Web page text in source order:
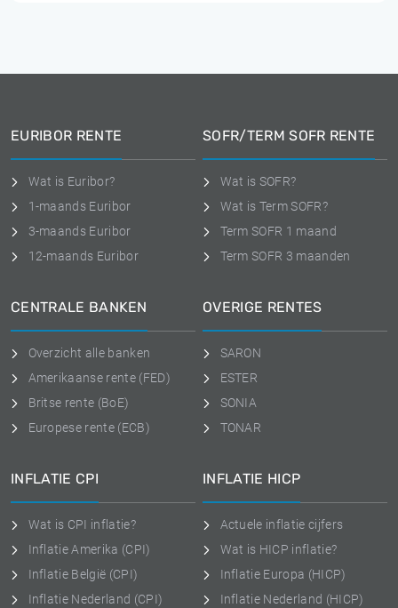
EURIBOR RENTE
Wat is Euribor?
1-maands Euribor
3-maands Euribor
12-maands Euribor
SOFR/TERM SOFR RENTE
Wat is SOFR?
Wat is Term SOFR?
Term SOFR 1 maand
Term SOFR 3 maanden
CENTRALE BANKEN
Overzicht alle banken
Amerikaanse rente (FED)
Britse rente (BoE)
Europese rente (ECB)
OVERIGE RENTES
SARON
ESTER
SONIA
TONAR
INFLATIE CPI
Wat is CPI inflatie?
Inflatie Amerika (CPI)
Inflatie België (CPI)
Inflatie Nederland (CPI)
INFLATIE HICP
Actuele inflatie cijfers
Wat is HICP inflatie?
Inflatie Europa (HICP)
Inflatie Nederland (HICP)